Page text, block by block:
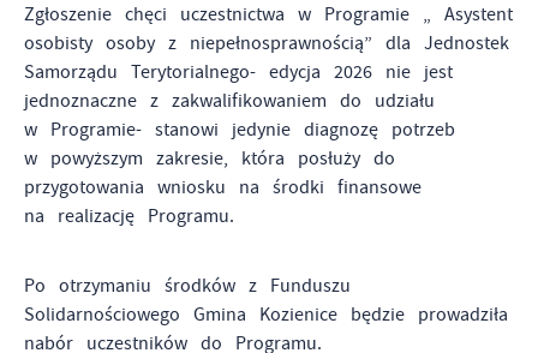
Zgłoszenie chęci uczestnictwa w Programie „ Asystent
osobisty osoby z niepełnosprawnością” dla Jednostek
Samorządu Terytorialnego- edycja 2026 nie jest
jednoznaczne z zakwalifikowaniem do udziału
w Programie- stanowi jedynie diagnozę potrzeb
w powyższym zakresie, która posłuży do
przygotowania wniosku na środki finansowe
na realizację Programu.
Po otrzymaniu środków z Funduszu
Solidarnościowego Gmina Kozienice będzie prowadziła
nabór uczestników do Programu.